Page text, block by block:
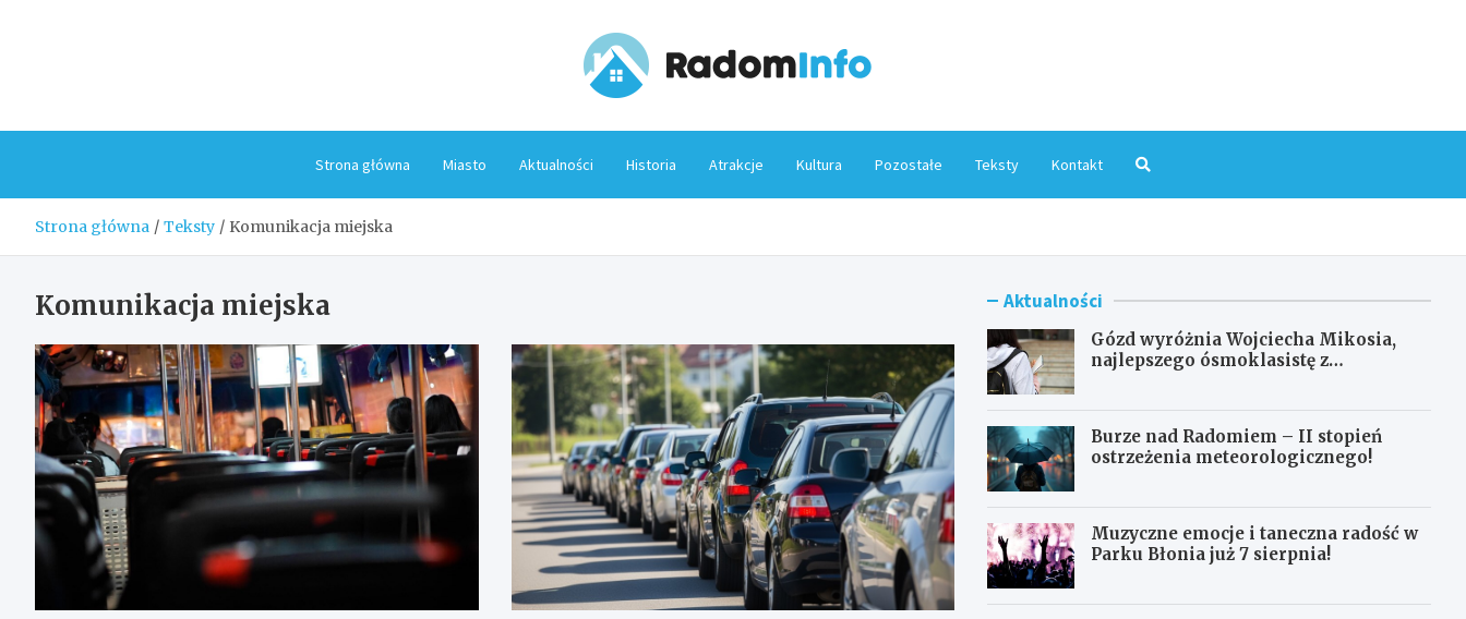
Strona główna Miasto Aktualności Historia Atrakcje Kultura Pozostałe Teksty Kontakt
Strona główna Teksty Komunikacja miejska
Komunikacja miejska Aktualności
Gózd wyróżnia Wojciecha Mikosia,
najlepszego ósmoklasistę z
Burze nad Radomiem – II stopień
ostrzeżenia meteorologicznego!
Muzyczne emocje i taneczna radość w
Parku Błonia już 7 sierpnia!